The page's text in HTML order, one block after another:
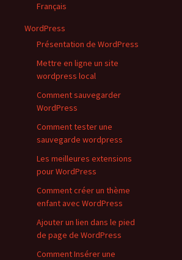
Français
WordPress
Présentation de WordPress
Mettre en ligne un site
wordpress local
Comment sauvegarder
WordPress
Comment tester une
sauvegarde wordpress
Les meilleures extensions
pour WordPress
Comment créer un thème
enfant avec WordPress
Ajouter un lien dans le pied
de page de WordPress
Comment Insérer une